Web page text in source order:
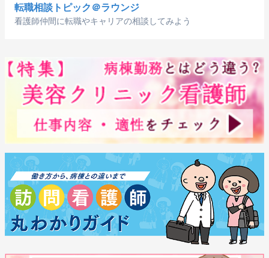
転職相談トピック＠ラウンジ
看護師仲間に転職やキャリアの相談してみよう